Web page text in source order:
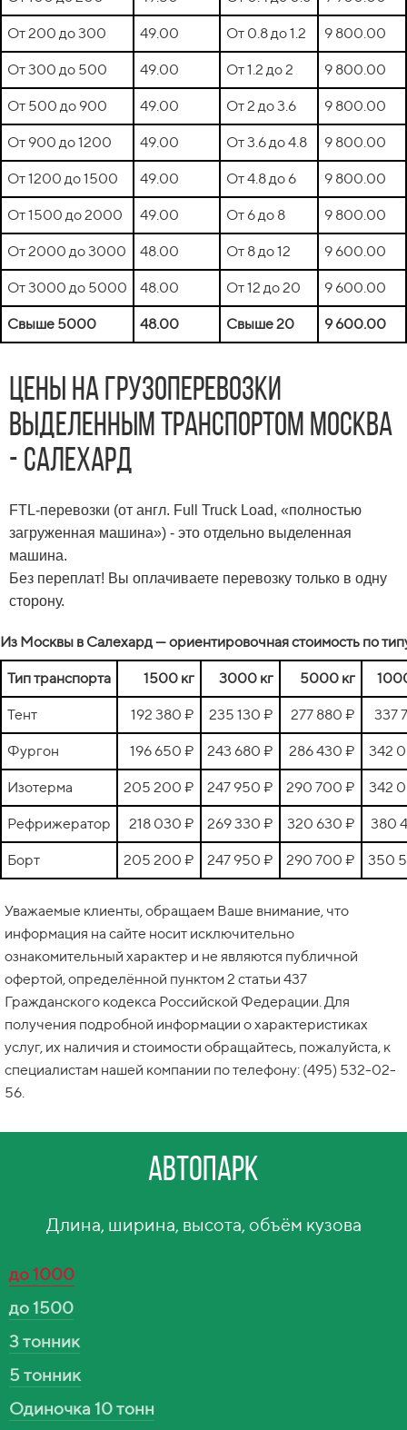
От 200 до 300 49.00 От 0.8 до 1.2 9 800.00
От 300 до 500 49.00 От 1.2 до 2 9 800.00
От 500 до 900 49.00 От 2 до 3.6 9 800.00
От 900 до 1200 49.00 От 3.6 до 4.8 9 800.00
От 1200 до 1500 49.00 От 4.8 до 6 9 800.00
От 1500 до 2000 49.00 От 6 до 8 9 800.00
От 2000 до 3000 48.00 От 8 до 12 9 600.00
От 3000 до 5000 48.00 От 12 до 20 9 600.00
Свыше 5000 48.00 Свыше 20 9 600.00
Цены на грузоперевозки
выделенным транспортом Москва
- Салехард
FTL-перевозки (от англ. Full Truck Load, «полностью
загруженная машина») - это отдельно выделенная
машина.
Без переплат! Вы оплачиваете перевозку только в одну
сторону.
Из Москвы в Салехард — ориентировочная стоимость по
Тип транспорта 1500 кг 3000 кг 5000 кг
Тент 192 380 ₽ 235 130 ₽ 277 880 ₽ 337
Фургон 196 650 ₽ 243 680 ₽ 286 430 ₽ 342
Изотерма 205 200 ₽ 247 950 ₽ 290 700 ₽ 342
Рефрижератор 218 030 ₽ 269 330 ₽ 320 630 ₽ 380
Борт 205 200 ₽ 247 950 ₽ 290 700 ₽ 350
Уважаемые клиенты, обращаем Ваше внимание, что
информация на сайте носит исключительно
ознакомительный характер и не являются публичной
офертой, определённой пунктом 2 статьи 437
Гражданского кодекса Российской Федерации. Для
получения подробной информации о характеристиках
услуг, их наличия и стоимости обращайтесь, пожалуйста, к
специалистам нашей компании по телефону: (495) 532-02-
56.
Автопарк
Длина, ширина, высота, объём кузова
до 1000
до 1500
3 тонник
5 тонник
Одиночка 10 тонн